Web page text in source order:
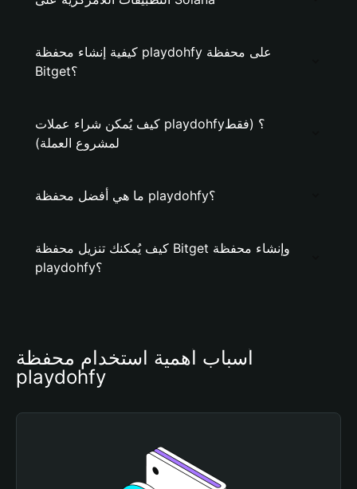
كيفية إنشاء محفظة playdohfy على محفظة
Bitget؟
كيف يُمكن شراء عملات playdohfy؟ (فقط
لمشروع العملة)
ما هي أفضل محفظة playdohfy؟
كيف يُمكنك تنزيل محفظة Bitget وإنشاء محفظة
playdohfy؟
أسباب أهمية استخدام محفظة
playdohfy